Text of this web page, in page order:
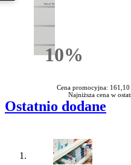
10%Rabatu
Cena promocyjna: 161,10
Najniższa cena w
Ostatnio dodane